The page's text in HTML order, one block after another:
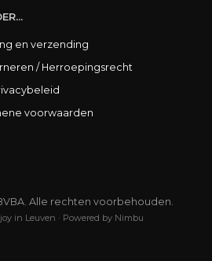
en verzending
/ Herroepingsrecht
voorwaarden
Alle rechten voorbehouden.
in Leuven · Powered by Nimbu